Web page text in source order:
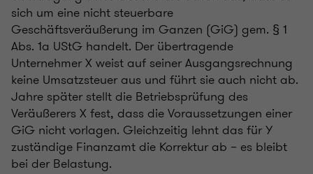
sich um eine nicht steuerbare
Geschäftsveräußerung im Ganzen (GiG) gem. § 1
Abs. 1a UStG handelt. Der übertragende
Unternehmer X weist auf seiner Ausgangsrechnung
keine Umsatzsteuer aus und führt sie auch nicht ab.
Jahre später stellt die Betriebsprüfung des
Veräußerers X fest, dass die Voraussetzungen einer
GiG nicht vorlagen. Gleichzeitig lehnt das für Y
zuständige Finanzamt die Korrektur ab – es bleibt
bei der Belastung.